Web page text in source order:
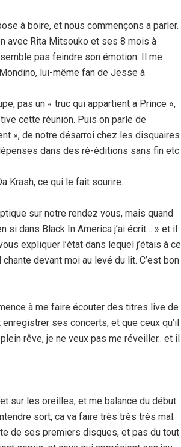
à boire, et nous commençons a parler.
avec Rita Mitsouko et ses 8 mois à
pas feindre son émotion. Il me
lui-même fan de Jesse à
pas un « truc qui appartient a Prince »,
cette réunion. Puis on parle de
», de notre désarroi chez les disquaires
dans des ré-éditions sans fin etc
Krash, ce qui le fait sourire.
sur notre rendez vous, mais quand
si dans Black In America j’ai écrit… » et il
expliquer l’état dans lequel j’étais à ce
devant moi au levé du lit. C’est bon
à me faire écouter des titres live de
ses concerts, et que ceux qu’il
rêve, je ne veux pas me réveiller.. et il
sur les oreilles, et me balance du début
sort, ca va faire très très très mal.
de ses premiers disques, et pas du tout